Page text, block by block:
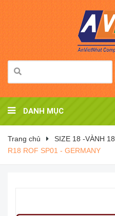
DANH MỤC
Trang chủ SIZE 18 -VÀNH 18
R18 ROF SP01 - GERMANY